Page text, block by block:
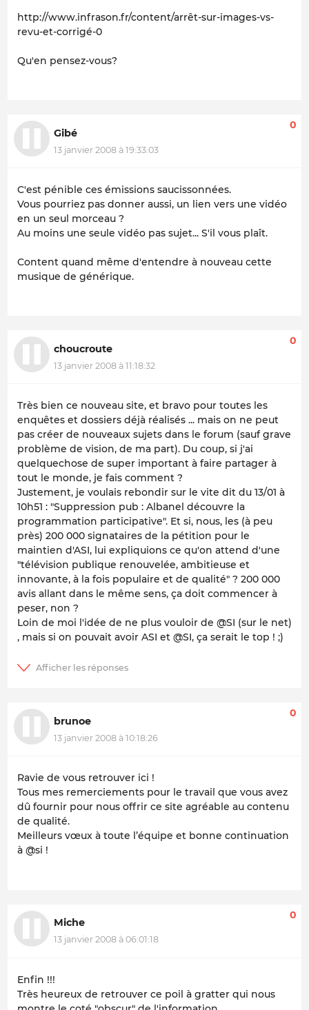
http://www.infrason.fr/content/arrêt-sur-images-vs-
revu-et-corrigé-0
Qu'en pensez-vous?
Gibé
13 janvier 2008 à 19:33:03
0
C'est pénible ces émissions saucissonnées.
Vous pourriez pas donner aussi, un lien vers une vidéo
en un seul morceau ?
Au moins une seule vidéo pas sujet... S'il vous plaît.
Content quand même d'entendre à nouveau cette
musique de générique.
choucroute
13 janvier 2008 à 11:18:32
0
Très bien ce nouveau site, et bravo pour toutes les
enquêtes et dossiers déjà réalisés ... mais on ne peut
pas créer de nouveaux sujets dans le forum (sauf grave
problème de vision, de ma part). Du coup, si j'ai
quelquechose de super important à faire partager à
tout le monde, je fais comment ?
Justement, je voulais rebondir sur le vite dit du 13/01 à
10h51 : "Suppression pub : Albanel découvre la
programmation participative". Et si, nous, les (à peu
près) 200 000 signataires de la pétition pour le
maintien d'ASI, lui expliquions ce qu'on attend d'une
"télévision publique renouvelée, ambitieuse et
innovante, à la fois populaire et de qualité" ? 200 000
avis allant dans le même sens, ça doit commencer à
peser, non ?
Loin de moi l'idée de ne plus vouloir de @SI (sur le net)
, mais si on pouvait avoir ASI et @SI, ça serait le top ! ;)
brunoe
13 janvier 2008 à 10:18:26
0
Ravie de vous retrouver ici !
Tous mes remerciements pour le travail que vous avez
dû fournir pour nous offrir ce site agréable au contenu
de qualité.
Meilleurs vœux à toute l’équipe et bonne continuation
à @si !
Miche
13 janvier 2008 à 06:01:18
0
Enfin !!!
Très heureux de retrouver ce poil à gratter qui nous